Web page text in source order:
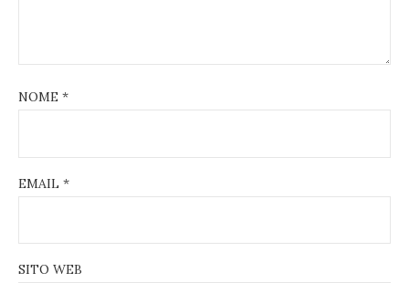
NOME *
EMAIL *
SITO WEB